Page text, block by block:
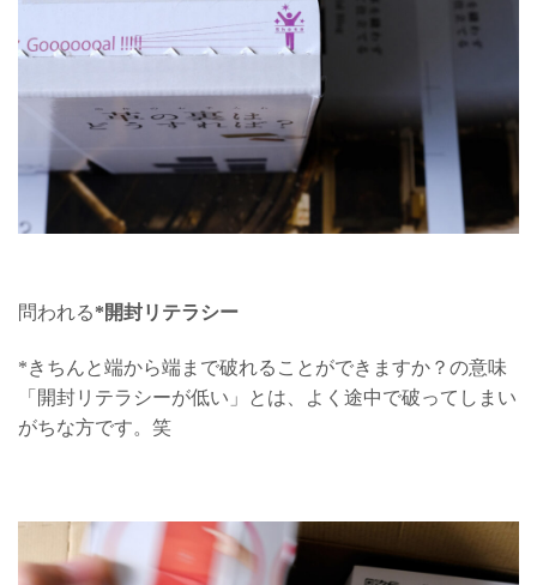
問われる*開封リテラシー
*きちんと端から端まで破れることができますか？の意味
「開封リテラシーが低い」とは、よく途中で破ってしまい
がちな方です。笑